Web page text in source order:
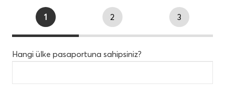
1 2 3
Hangi ülke pasaportuna sahipsiniz?